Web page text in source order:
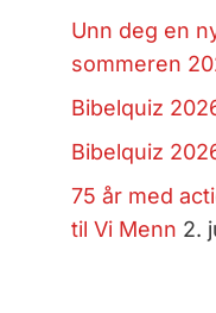
Unn deg en
sommeren
Bibelquiz
Bibelquiz
75 år med
til Vi Menn 2.